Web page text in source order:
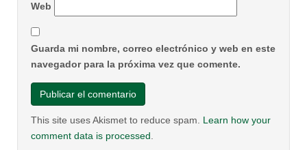
Web
Guarda mi nombre, correo electrónico y web en este
navegador para la próxima vez que comente.
This site uses Akismet to reduce spam. Learn how your
comment data is processed